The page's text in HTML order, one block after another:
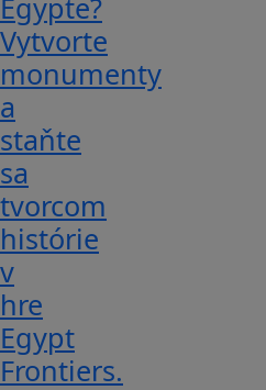
Egypte?
Vytvorte
monumenty
a
staňte
sa
tvorcom
histórie
v
hre
Egypt
Frontiers.